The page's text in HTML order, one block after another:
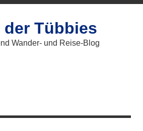
der Tübbies
Wander- und Reise-Blog